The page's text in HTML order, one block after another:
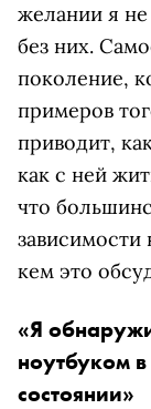
желании я
без них.
поколение,
примеров
приводит,
как с ней
что
зависимости
кем это
«Я
ноутбуком
состоянии»